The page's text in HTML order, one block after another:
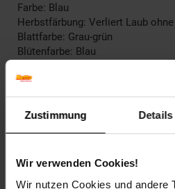
Zustimmung Details
Wir verwenden Cookies!
Wir nutzen Cookies und andere
Farbe: Blau
Herbstfärbung: Verliert Laub ohne
Blattfarbe: Grau-grün
Blütenfarbe: Blau
Geschmack: X
Frucht: Keine Frucht
Blattform: Gefiedert
Blattrand: Gezähnt
Standortempfehlung: Sonnig,
Pflegeaufwand: Mittel